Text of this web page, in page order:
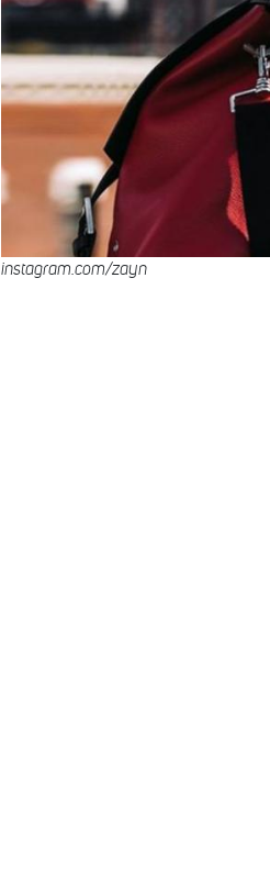
instagram.com/zayn